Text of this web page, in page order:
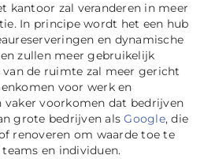
kantoor zal veranderen in meer
In principe wordt het een hub
en dynamische
zullen meer gebruikelijk
de ruimte zal meer gericht
voor werk en
vaker voorkomen dat bedrijven
grote bedrijven alsGoogle, die
renoveren om waarde toe te
en individuen.